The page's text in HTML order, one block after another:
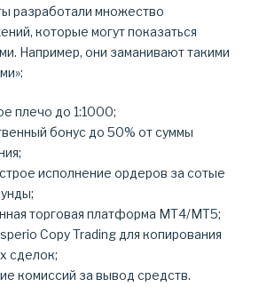
разработали множество
которые могут показаться
Например, они заманивают такими
плечо до 1:1000;
бонус до 50% от суммы
исполнение ордеров за сотые
торговая платформа MT4/MT5;
Copy Trading для копирования
сделок;
комиссий за вывод средств.